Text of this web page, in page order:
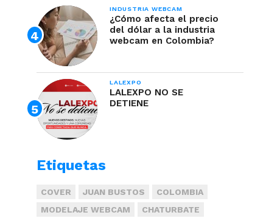
INDUSTRIA WEBCAM
¿Cómo afecta el precio
del dólar a la industria
webcam en Colombia?
LALEXPO
LALEXPO NO SE
DETIENE
Etiquetas
COVER JUAN BUSTOS
COLOMBIA
MODELAJE WEBCAM
CHATURBATE